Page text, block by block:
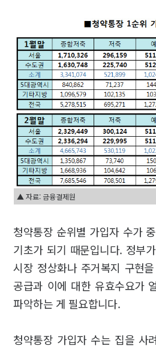
▲ 자료: 금융결제원
청약통장 순위별 가입자 수가
기초가 되기 때문입니다. 정부
시장 정상화나 주거복지 구현
공급과 이에 대한 유효수요가
파악하는 게 필요합니다.
청약통장 가입자 수는 집을 사